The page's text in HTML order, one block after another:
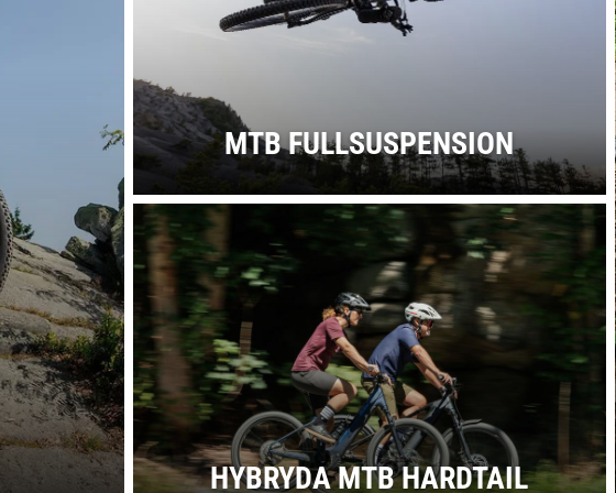
MTB FULLSUSPENSION
HYBRYDA MTB HARDTAIL